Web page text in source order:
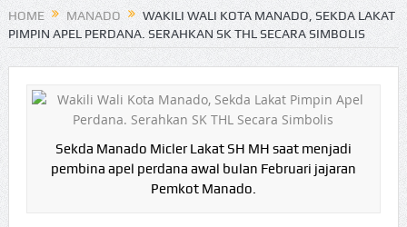
HOME MANADO
WAKILI WALI KOTA MANADO, SEKDA LAKAT
PIMPIN APEL PERDANA. SERAHKAN SK THL SECARA SIMBOLIS
Sekda Manado Micler Lakat SH MH saat menjadi
pembina apel perdana awal bulan Februari jajaran
Pemkot Manado.